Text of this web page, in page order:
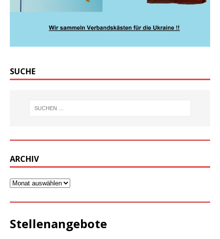
SUCHE
ARCHIV
Stellenangebote